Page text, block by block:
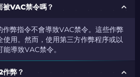
被VAC禁令嗎？
作弊指令不會導致VAC禁令。這些作弊
使用。然而，使用第三方作弊程序或以
導致VAC禁令。
作弊？